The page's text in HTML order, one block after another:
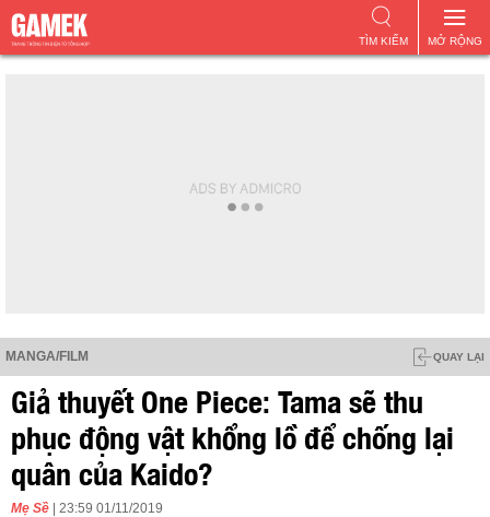
MỞ RỘNG
TÌM KIẾM
MANGA/FILM QUAY LẠI
Giả thuyết One Piece: Tama sẽ thu
phục động vật khổng lồ để chống lại
quân của Kaido?
Mẹ Sề | 23:59 01/11/2019